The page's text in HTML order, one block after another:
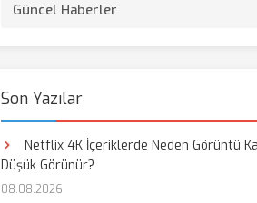
Güncel Haberler
Son Yazılar
Netflix 4K İçeriklerde Neden Görüntü
Düşük Görünür?
08.08.2026